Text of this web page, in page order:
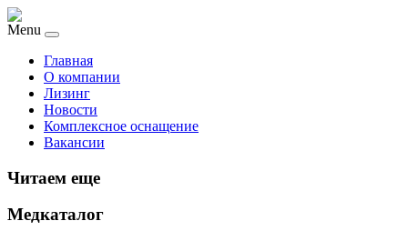
Menu
Главная
О компании
Лизинг
Новости
Комплексное оснащение
Вакансии
Читаем еще
Медкаталог